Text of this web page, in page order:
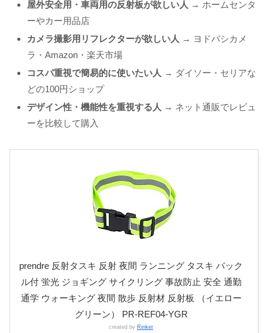
屋外安全用・車両用の反射板が欲しい人 → ホームセンタ
ーやカー用品店
カメラ撮影用リフレクターが欲しい人 → ヨドバシカメ
ラ・Amazon・楽天市場
コスパ重視で簡易的に使いたい人 → ダイソー・セリアな
どの100円ショップ
デザイン性・機能性を重視する人 → ネット通販でレビュ
ーを比較して購入
prendre 反射タスキ 反射 夜間 ランニング タスキ バック
ル付 蛍光 ジョギング サイクリング 事故防止 安全 通勤
通学 ウォーキング 夜間 散歩 反射材 反射板 （イエロー
グリーン） PR-REF04-YGR
created by Rinker